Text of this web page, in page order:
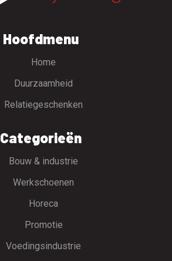
Hoofdmenu
Home
Duurzaamheid
Relatiegeschenken
Categorieën
Bouw & industrie
Werkschoenen
Horeca
Promotie
Voedingsindustrie